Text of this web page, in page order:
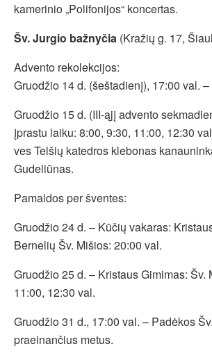
kamerinio „Polifonijos“ koncertas.
Šv. Jurgio bažnyčia (Kražių g. 17,
Advento rekolekcijos:
Gruodžio 14 d. (šeštadienį), 17:00 val.
Gruodžio 15 d. (III-ąjį advento
įprastu laiku: 8:00, 9:30, 11:00, 12:30
ves Telšių katedros klebonas
Gudeliūnas.
Pamaldos per šventes:
Gruodžio 24 d. – Kūčių vakaras:
Bernelių Šv. Mišios: 20:00 val.
Gruodžio 25 d. – Kristaus Gimimas: Šv.
11:00, 12:30 val.
Gruodžio 31 d., 17:00 val. – Padėkos
praeinančius metus.